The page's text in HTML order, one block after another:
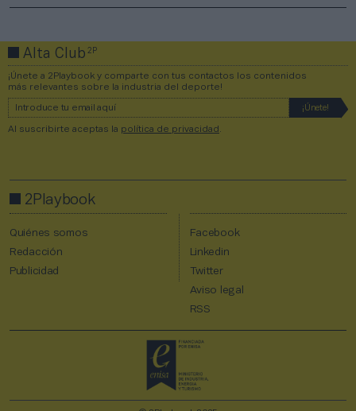
Alta Club2P
¡Únete a 2Playbook y comparte con tus contactos los contenidos
más relevantes sobre la industria del deporte!
Al suscribirte aceptas la política de privacidad .
2Playbook
Quiénes somos
Redacción
Publicidad
Facebook
Linkedin
Twitter
Aviso legal
RSS